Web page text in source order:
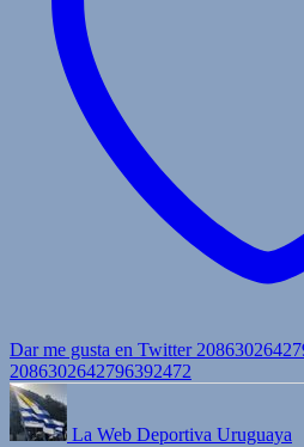
Dar me gusta en Twitter
2086302642796392472
La Web Deportiva Uruguaya